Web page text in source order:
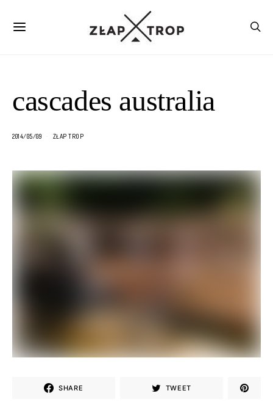
cascades australia
2014/05/09 ZŁAP TROP
SHARE TWEET